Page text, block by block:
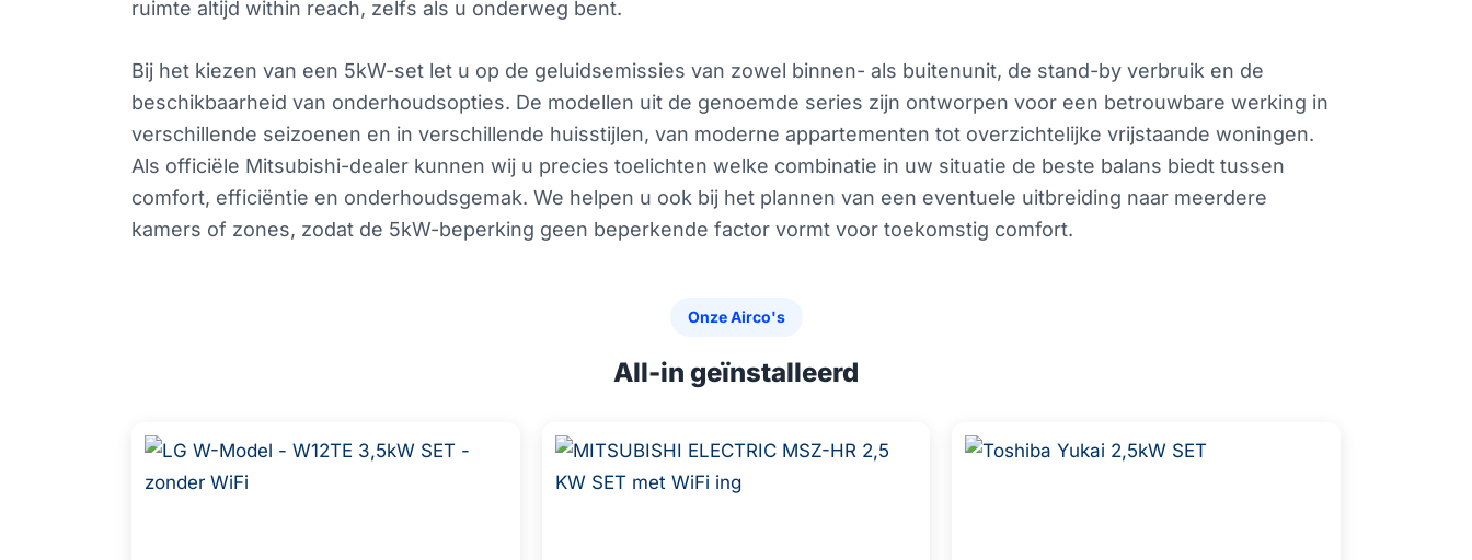
ruimte altijd within reach, zelfs als u onderweg bent.
Bij het kiezen van een 5kW-set let u op de geluidsemissies van zowel binnen- als buitenunit, de stand-by verbruik en de
beschikbaarheid van onderhoudsopties. De modellen uit de genoemde series zijn ontworpen voor een betrouwbare werking in
verschillende seizoenen en in verschillende huisstijlen, van moderne appartementen tot overzichtelijke vrijstaande woningen.
Als officiële Mitsubishi-dealer kunnen wij u precies toelichten welke combinatie in uw situatie de beste balans biedt tussen
comfort, efficiëntie en onderhoudsgemak. We helpen u ook bij het plannen van een eventuele uitbreiding naar meerdere
kamers of zones, zodat de 5kW-beperking geen beperkende factor vormt voor toekomstig comfort.
Onze Airco's
All-in geïnstalleerd